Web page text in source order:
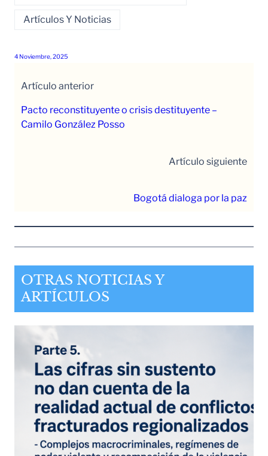
Artículos Y Noticias
4 Noviembre, 2025
Artículo anterior
Pacto reconstituyente o crisis destituyente –
Camilo González Posso
Artículo siguiente
Bogotá dialoga por la paz
OTRAS NOTICIAS Y
ARTÍCULOS